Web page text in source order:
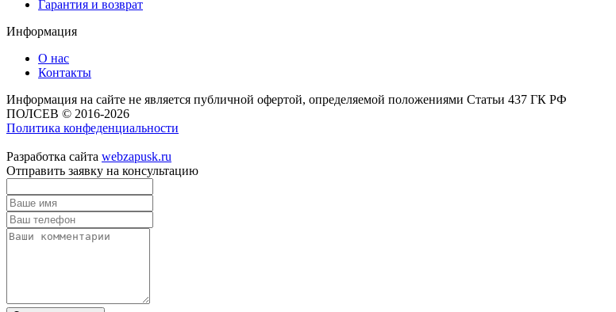
Гарантия и возврат
Информация
О нас
Контакты
Информация на сайте не является публичной офертой, определяемой положениями Статьи 437 ГК РФ
ПОЛСЕВ © 2016-2026
Политика конфеденциальности
Разработка сайта webzapusk.ru
Отправить заявку на консультацию